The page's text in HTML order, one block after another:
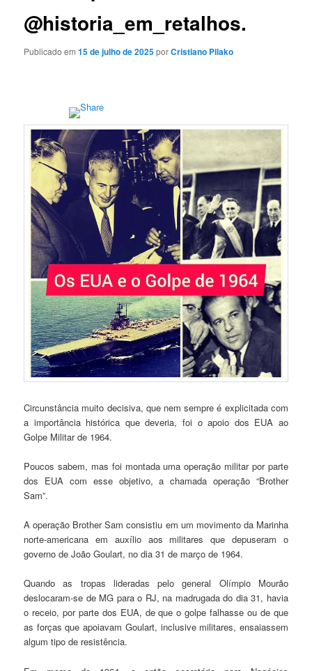
@historia_em_retalhos.
Publicado em15 de julho de 2025porCristiano Pilako
Circunstância muito decisiva, que nem sempre é explicitada com
a importância histórica que deveria, foi o apoio dos EUA ao
Golpe Militar de 1964.
Poucos sabem, mas foi montada uma operação militar por parte
dos EUA com esse objetivo, a chamada operação “Brother
Sam”.
A operação Brother Sam consistiu em um movimento da Marinha
norte-americana em auxílio aos militares que depuseram o
governo de João Goulart, no dia 31 de março de 1964.
Quando as tropas lideradas pelo general Olímpio Mourão
deslocaram-se de MG para o RJ, na madrugada do dia 31, havia
o receio, por parte dos EUA, de que o golpe falhasse ou de que
as forças que apoiavam Goulart, inclusive militares, ensaiassem
algum tipo de resistência.